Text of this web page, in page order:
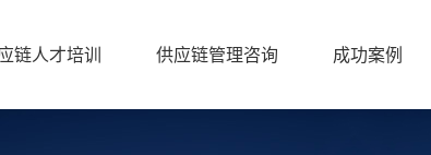
链人才培训 供应链管理咨询 成功案例